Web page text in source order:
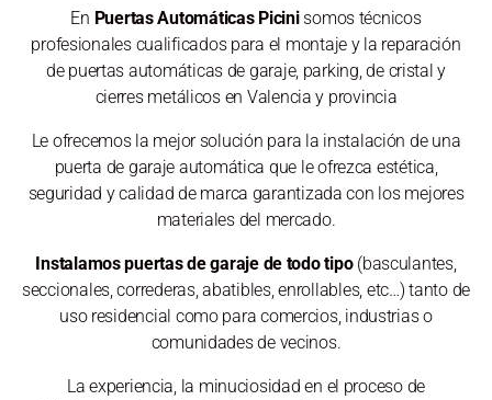
En Puertas Automáticas Picinisomos técnicos
profesionales cualificados para el montaje y la reparación
de puertas automáticas de garaje, parking, de cristal y
cierres metálicos en Valencia y provincia
Le ofrecemos la mejor solución para la instalación de una
puerta de garaje automática que le ofrezca estética,
seguridad y calidad de marca garantizada con los mejores
materiales del mercado.
Instalamos puertas de garaje de todo tipo(basculantes,
seccionales, correderas, abatibles, enrollables, etc…) tanto de
uso residencial como para comercios, industrias o
comunidades de vecinos.
La experiencia, la minuciosidad en el proceso de